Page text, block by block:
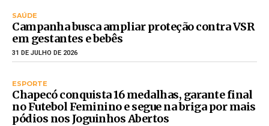
SAÚDE
Campanha busca ampliar proteção contra VSR
em gestantes e bebês
31 DE JULHO DE 2026
ESPORTE
Chapecó conquista 16 medalhas, garante final
no Futebol Feminino e segue na briga por mais
pódios nos Joguinhos Abertos